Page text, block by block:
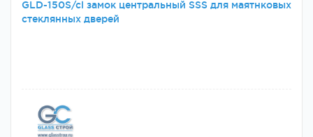
GLD-150S/cl замок центральный SSS для маятнковых
стеклянных дверей